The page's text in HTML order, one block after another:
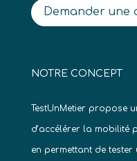
Demander une
NOTRE CONCEPT
TestUnMetier propose
d’accélérer la mobilité
en permettant de tester